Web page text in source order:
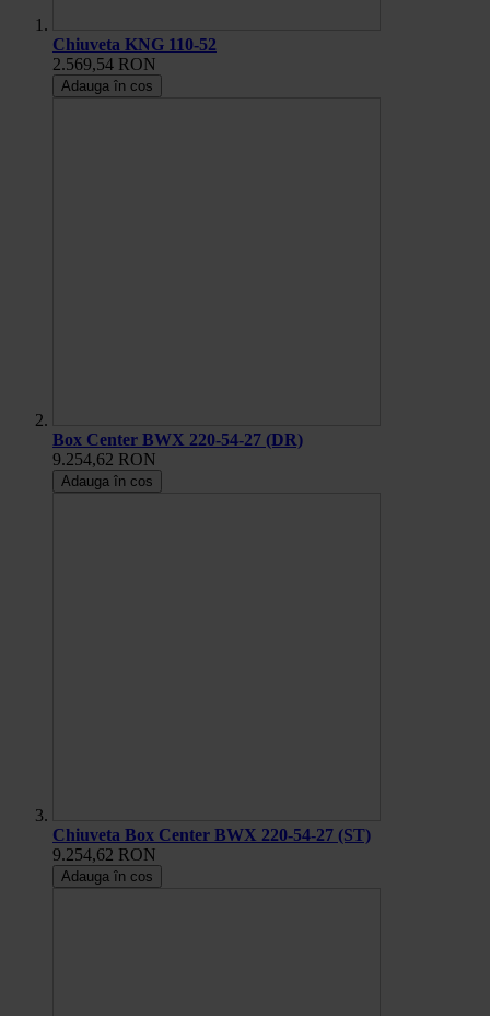
Chiuveta KNG 110-52
2.569,54 RON
Adauga în cos
Box Center BWX 220-54-27 (DR)
9.254,62 RON
Adauga în cos
Chiuveta Box Center BWX 220-54-27 (ST)
9.254,62 RON
Adauga în cos